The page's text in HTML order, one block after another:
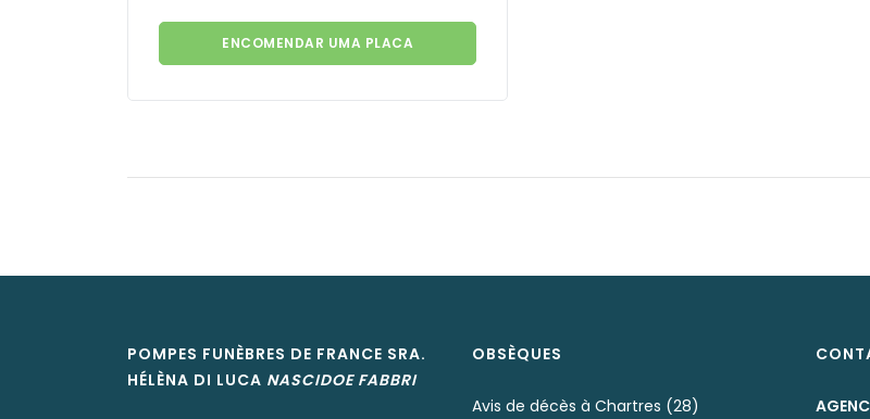
ENCOMENDAR UMA PLACA
POMPES FUNÈBRES DE FRANCE SRA.
HÉLÈNA DI LUCA NASCIDOE FABBRI
OBSÈQUES
Avis de décès à Chartres (28)